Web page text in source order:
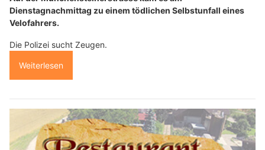
Dienstagnachmittag zu einem tödlichen Selbstunfall eines
Velofahrers.
Die Polizei sucht Zeugen.
Weiterlesen